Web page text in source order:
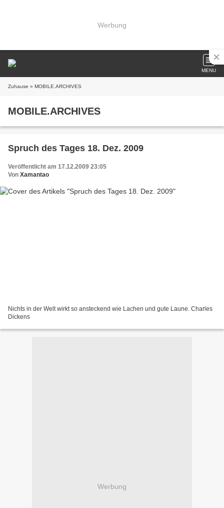
Werbung
MENU
Zuhause » MOBILE.ARCHIVES
MOBILE.ARCHIVES
Spruch des Tages 18. Dez. 2009
Veröffentlicht am 17.12.2009 23:05
Von Xamantao
Nichts in der Welt wirkt so ansteckend wie Lachen und gute Laune. Charles
Dickens
Werbung